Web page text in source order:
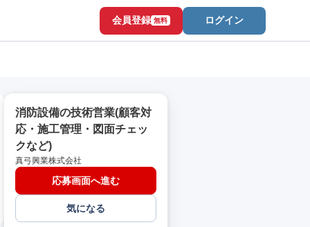
会員登録 無料 ログイン
消防設備の技術営業(顧客対
応・施工管理・図面チェッ
クなど)
真弓興業株式会社
応募画面へ進む
気になる